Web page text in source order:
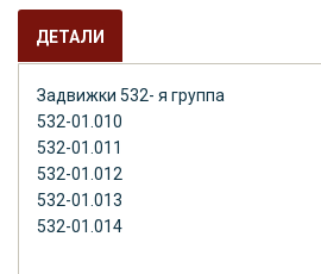
ДЕТАЛИ
Задвижки 532- я группа
532-01.010
532-01.011
532-01.012
532-01.013
532-01.014